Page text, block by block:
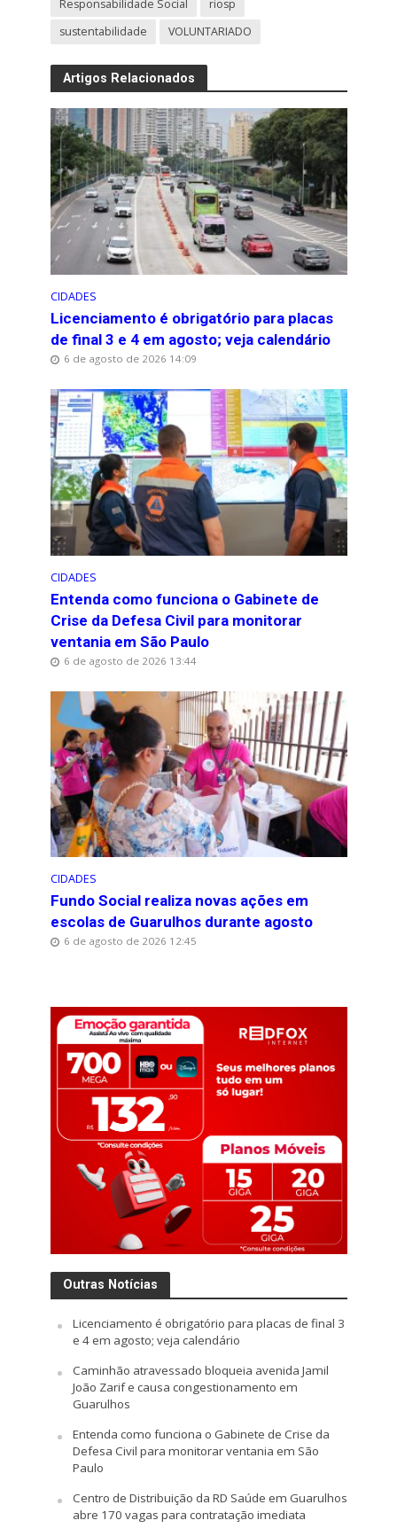
Responsabilidade Social
riosp
sustentabilidade
VOLUNTARIADO
Artigos Relacionados
CIDADES
Licenciamento é obrigatório para placas
de final 3 e 4 em agosto; veja calendário
6 de agosto de 2026 14:09
CIDADES
Entenda como funciona o Gabinete de
Crise da Defesa Civil para monitorar
ventania em São Paulo
6 de agosto de 2026 13:44
CIDADES
Fundo Social realiza novas ações em
escolas de Guarulhos durante agosto
6 de agosto de 2026 12:45
Outras Notícias
Licenciamento é obrigatório para placas de final 3
e 4 em agosto; veja calendário
Caminhão atravessado bloqueia avenida Jamil
João Zarif e causa congestionamento em
Guarulhos
Entenda como funciona o Gabinete de Crise da
Defesa Civil para monitorar ventania em São
Paulo
Centro de Distribuição da RD Saúde em Guarulhos
abre 170 vagas para contratação imediata